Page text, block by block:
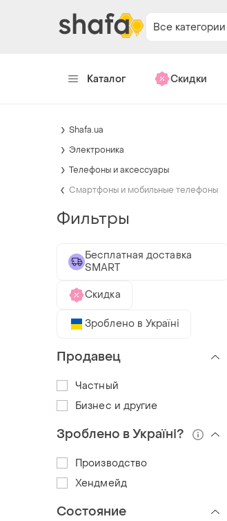
Все категории
Каталог Скидки
Shafa.ua
Электроника
Телефоны и аксессуары
Смартфоны и мобильные телефоны
Фильтры
Бесплатная доставка
SMART
Скидка
Зроблено в Україні
Продавец
Частный
Бизнес и другие
Зроблено в Україні?
Производство
Хендмейд
Состояние